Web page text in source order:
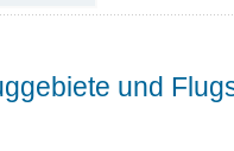
und